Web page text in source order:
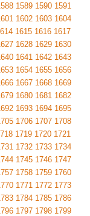
1589 1590 1591
1602 1603 1604
1615 1616 1617
1628 1629 1630
1641 1642 1643
1654 1655 1656
1667 1668 1669
1680 1681 1682
1693 1694 1695
1706 1707 1708
1719 1720 1721
1732 1733 1734
1745 1746 1747
1758 1759 1760
1771 1772 1773
1784 1785 1786
1797 1798 1799